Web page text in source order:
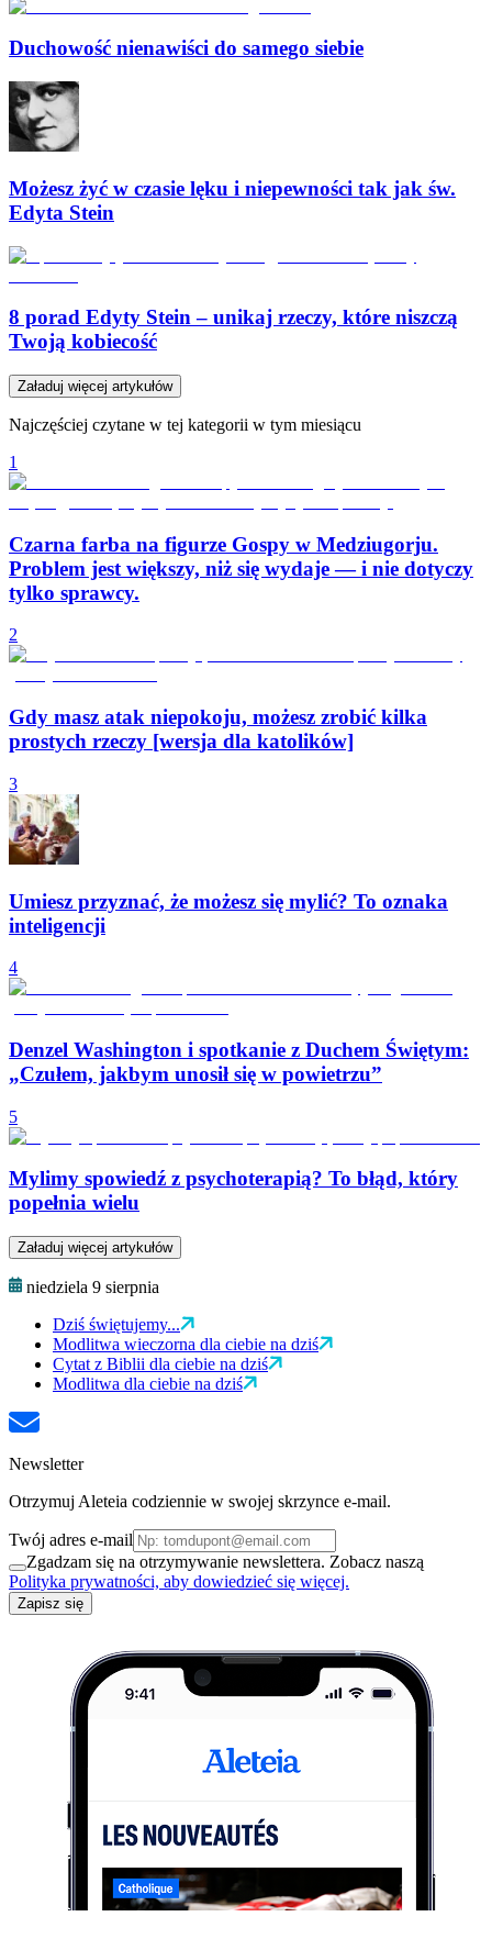
Duchowość nienawiści do samego siebie
Możesz żyć w czasie lęku i niepewności tak jak św.
Edyta Stein
8 porad Edyty Stein – unikaj rzeczy, które niszczą
Twoją kobiecość
Załaduj więcej artykułów
Najczęściej czytane w tej kategorii w tym miesiącu
1
Czarna farba na figurze Gospy w Medziugorju.
Problem jest większy, niż się wydaje — i nie dotyczy
tylko sprawcy.
2
Gdy masz atak niepokoju, możesz zrobić kilka
prostych rzeczy [wersja dla katolików]
3
Umiesz przyznać, że możesz się mylić? To oznaka
inteligencji
4
Denzel Washington i spotkanie z Duchem Świętym:
„Czułem, jakbym unosił się w powietrzu”
5
Mylimy spowiedź z psychoterapią? To błąd, który
popełnia wielu
Załaduj więcej artykułów
niedziela 9 sierpnia
Dziś świętujemy...
Modlitwa wieczorna dla ciebie na dziś
Cytat z Biblii dla ciebie na dziś
Modlitwa dla ciebie na dziś
Newsletter
Otrzymuj Aleteia codziennie w swojej skrzynce e-mail.
Twój adres e-mail
Zgadzam się na otrzymywanie newslettera. Zobacz naszą
Polityka prywatności, aby dowiedzieć się więcej.
Zapisz się